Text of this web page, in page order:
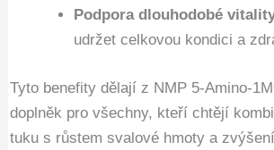
Podpora dlouhodobé
udržet celkovou kondici a
Tyto benefity dělají z NMP 5-Amino-
doplněk pro všechny, kteří chtějí
tuku s růstem svalové hmoty a